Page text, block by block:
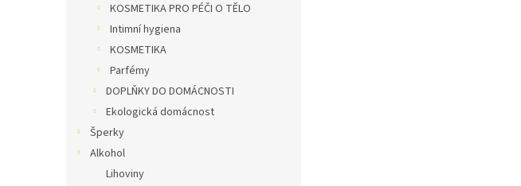
KOSMETIKA PRO PÉČI O TĚLO
Intimní hygiena
KOSMETIKA
Parfémy
DOPLŇKY DO DOMÁCNOSTI
Ekologická domácnost
Šperky
Alkohol
Lihoviny